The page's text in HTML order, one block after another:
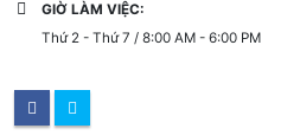
GIỜ LÀM VIỆC:
Thứ 2 - Thứ 7 / 8:00 AM - 6:00 PM